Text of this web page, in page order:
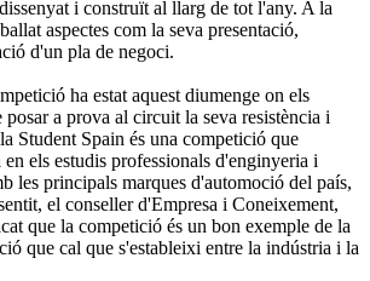
i construït al llarg de tot l'any. A la
aspectes com la seva presentació,
d'un pla de negoci.
ha estat aquest diumenge on els
a prova al circuit la seva resistència i
Student Spain és una competició que
els estudis professionals d'enginyeria i
les principals marques d'automoció del país,
el conseller d'Empresa i Coneixement,
que la competició és un bon exemple de la
que cal que s'estableixi entre la indústria i la